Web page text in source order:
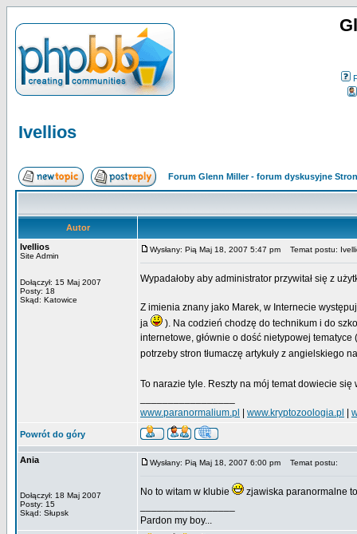
Ivellios
Forum Glenn Miller - forum dyskusyjne
Autor
Ivellios
Site Admin
Dołączył: 15 Maj 2007
Posty: 18
Skąd: Katowice
Wysłany: Pią Maj 18, 2007 5:47 pm Temat postu:
Wypadałoby aby administrator przywitał się z
Z imienia znany jako Marek, w Internecie
ja
). Na codzień chodzę do technikum i do
internetowe, głównie o dość nietypowej
potrzeby stron tłumaczę artykuły z angielskiego
To narazie tyle. Reszty na mój temat dowiecie
www.paranormalium.pl
www.kryptozoologia.pl
Powrót do góry
Ania
Dołączył: 18 Maj 2007
Posty: 15
Skąd: Słupsk
Wysłany: Pią Maj 18, 2007 6:00 pm Temat postu:
No to witam w klubie
zjawiska paranormalne
Pardon my boy...